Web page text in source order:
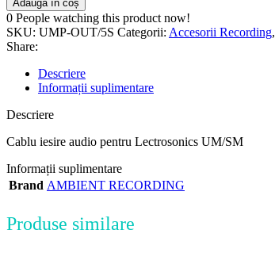
Adaugă în coș
0 People watching this product now!
SKU: UMP-OUT/5S Categorii: Accesorii Recording,
Share:
Descriere
Informații suplimentare
Descriere
Cablu iesire audio pentru Lectrosonics UM/SM
Informații suplimentare
Brand AMBIENT RECORDING
Produse similare